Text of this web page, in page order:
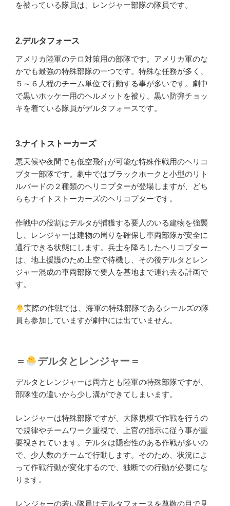
を被っている隊員は、レンジャー部隊の隊員です。
2.デルタフォース
アメリカ陸軍のテロ対策用の部隊です。アメリカ軍のな
かでも最強の特殊部隊の一つです。特殊な任務が多く、
５～６人程のチーム単位で行動する事が多いです。劇中
で黒いホッケー用のヘルメットを被り、黒い防弾チョッ
キを着ている隊員がデルタフォースです。
3.ナイトストーカーズ
悪天候や夜間でも低空飛行が可能な特殊作戦用のヘリコ
プター部隊です。劇中ではブラックホークと小型のリト
ルバードの２種類のヘリコプターが登場しますが、どち
らもナイトストーカーズのヘリコプターです。
作戦中の役割はデルタが捕獲する要人のいる建物を強襲
し、レンジャーは建物の周りを確保し車両部隊が安全に
通行できる状態にします。兵士を降ろしたヘリコプター
は、地上援護のため上空で待機し、その後デルタとレン
ジャー混成の車両部隊で要人を基地まで連れ去る計画で
す。
実際の作戦では、海軍の特殊部隊であるシールズの隊
員も参加していますが劇中には出ていません。
＝ デルタとレンジャー＝
デルタとレンジャーは両方とも陸軍の特殊部隊ですが、
部隊性の違いから少し溝ができてしまいます。
レンジャーは特殊部隊ですが、大隊規模で作戦を行うの
で規律やチームワーク重視で、上官の指示に従う事が重
要視されています。デルタは隠密性のある作戦が多いの
で、少人数のチームで行動します。そのため、状況によ
って作戦行動が変化するので、独断での行動が必要にな
ります。
レンジャーの若い隊員はデルタフォースを尊敬の目で見